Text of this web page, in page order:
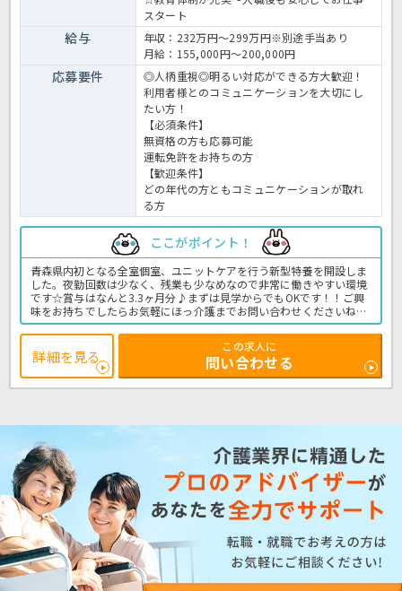
スタート
給与
年収：232万円～299万円※別途手当あり
月給：155,000円～200,000円
応募要件
◎人柄重視◎明るい対応ができる方大歓迎！
利用者様とのコミュニケーションを大切にし
たい方！
【必須条件】
無資格の方も応募可能
運転免許をお持ちの方
【歓迎条件】
どの年代の方ともコミュニケーションが取れ
る方
ここがポイント！
青森県内初となる全室個室、ユニットケアを行う新型特養を開設しま
した。夜勤回数は少なく、残業も少なめなので非常に働きやすい環境
です☆賞与はなんと3.3ヶ月分♪まずは見学からでもOKです！！ご興
味をお持ちでしたらお気軽にほっ介護までお問い合わせくださいね。
特別養護老人ホームでの介護業務全般です。＜介護職 正職員 特別
養護老人ホームの求人＞
詳細を見る
この求人に
問い合わせる